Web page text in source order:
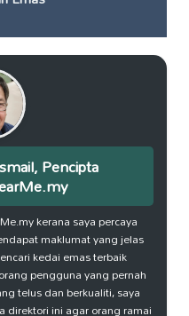
Pencipta
kerana saya percaya
maklumat yang jelas
kedai emas terbaik
pengguna yang pernah
telus dan berkualiti, saya
ini agar orang ramai